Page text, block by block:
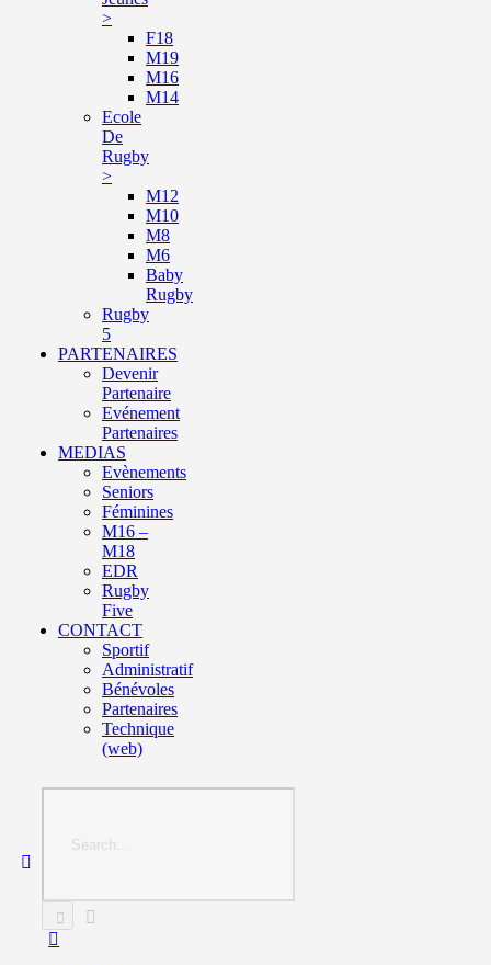
>
F18
M19
M16
M14
Ecole
De
Rugby
>
M12
M10
M8
M6
Baby
Rugby
Rugby
5
PARTENAIRES
Devenir
Partenaire
Evénement
Partenaires
MEDIAS
Evènements
Seniors
Féminines
M16 –
M18
EDR
Rugby
Five
CONTACT
Sportif
Administratif
Bénévoles
Partenaires
Technique
(web)